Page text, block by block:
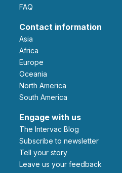
FAQ
Contact information
Asia
Africa
Europe
Oceania
North America
South America
Engage with us
The Intervac Blog
Subscribe to newsletter
Tell your story
leave us your feedback